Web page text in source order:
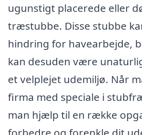
ugunstigt placerede eller
træstubbe. Disse stubbe
hindring for havearbejde,
kan desuden være
et velplejet udemiljø. Når
firma med speciale i
man hjælp til en række